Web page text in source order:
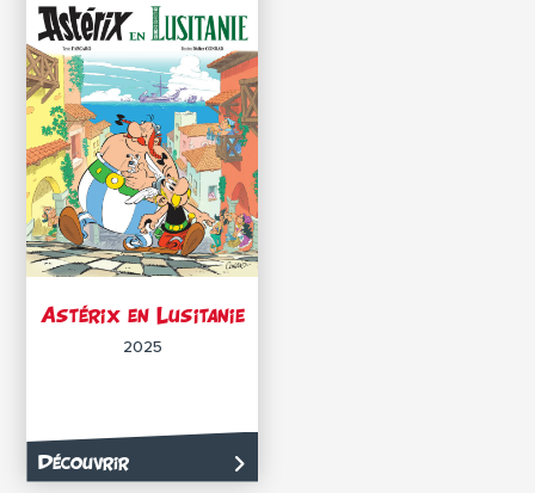
Astérix en Lusitanie
2025
Découvrir